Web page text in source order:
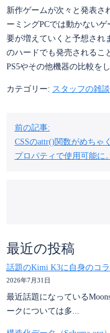
新作ゲームが次々と発表さ
ーミングPCでは動かない
要が増えていくと予想され
のハードでも発売されるこ
PS5やその他機器の比較を
カテゴリー: スタッフの雑談
投
稿
ナ
ン
前の記事:
CSSのattr()関数がめちゃ
プロパティで使用可能に。
最近の投稿
話題のKimi K3に自身のコ
2026年7月31日
最近話題になっている
ークについては多...